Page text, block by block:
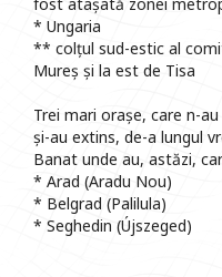
* Ungaria
** colțul sud-estic al
Mureș și la est de Tisa
Trei mari orașe, care n-
și-au extins, de-a lungul
Banat unde au, astăzi,
* Arad (Aradu Nou)
* Belgrad (Palilula)
* Seghedin (Újszeged)